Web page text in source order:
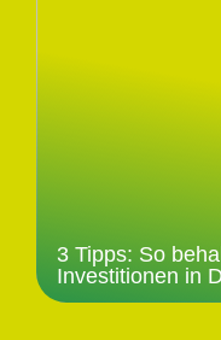
3 Tipps: So
Investitionen in